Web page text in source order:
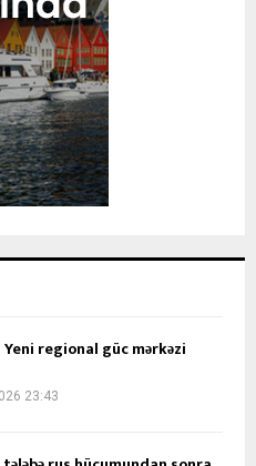
Yeni regional güc mərkəzi
23:43